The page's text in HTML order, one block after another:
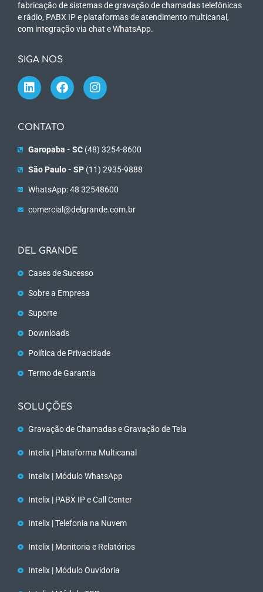
fabricação de sistemas de gravação de chamadas telefônicas
e rádio, PABX IP e plataformas de atendimento multicanal,
com integração via chat e WhatsApp.
SIGA NOS
CONTATO
Garopaba - SC(48) 3254-8600
São Paulo - SP(11) 2935-9888
WhatsApp: 48 32548600
comercial@delgrande.com.br
DEL GRANDE
Cases de Sucesso
Sobre a Empresa
Suporte
Downloads
Política de Privacidade
Termo de Garantia
SOLUÇÕES
Gravação de Chamadas e Gravação de Tela
Intelix | Plataforma Multicanal
Intelix | Módulo WhatsApp
Intelix | PABX IP e Call Center
Intelix | Telefonia na Nuvem
Intelix | Monitoria e Relatórios
Intelix | Módulo Ouvidoria